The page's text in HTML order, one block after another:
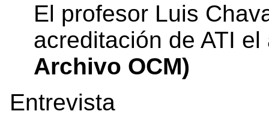
El profesor Luis
acreditación de ATI
Archivo OCM)
Entrevista